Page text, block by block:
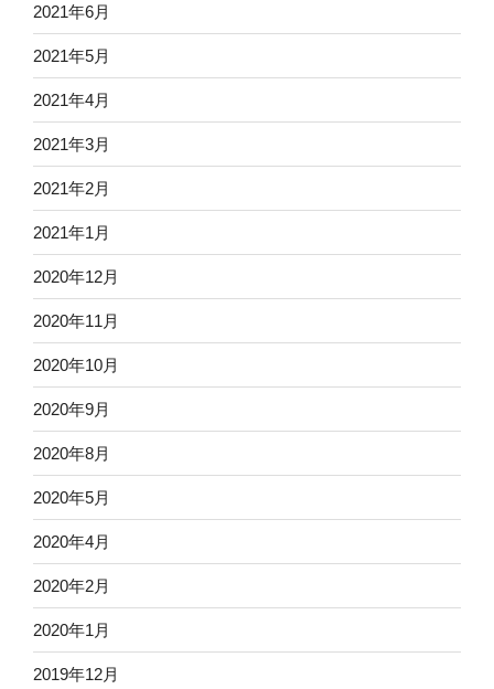
2021年6月
2021年5月
2021年4月
2021年3月
2021年2月
2021年1月
2020年12月
2020年11月
2020年10月
2020年9月
2020年8月
2020年5月
2020年4月
2020年2月
2020年1月
2019年12月